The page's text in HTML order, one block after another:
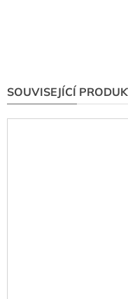
SOUVISEJÍCÍ